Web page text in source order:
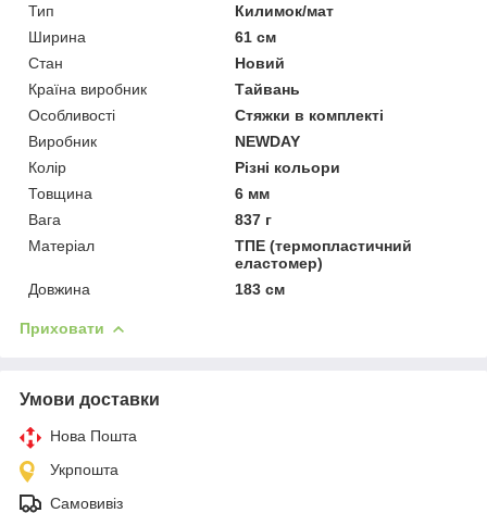
Тип
Килимок/мат
Ширина
61 см
Стан
Новий
Країна виробник
Тайвань
Особливості
Стяжки в комплекті
Виробник
NEWDAY
Колір
Різні кольори
Товщина
6 мм
Вага
837 г
Матеріал
ТПЕ (термопластичний
еластомер)
Довжина
183 см
Приховати
Умови доставки
Нова Пошта
Укрпошта
Самовивіз